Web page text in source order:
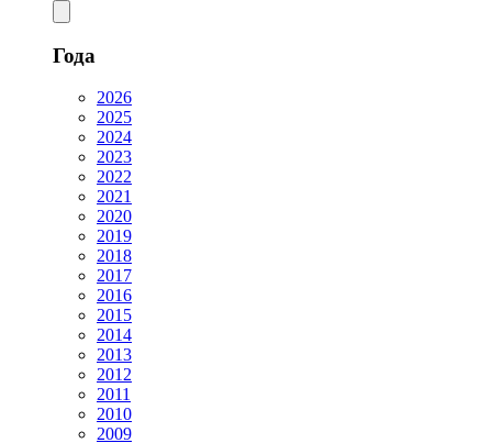
Года
2026
2025
2024
2023
2022
2021
2020
2019
2018
2017
2016
2015
2014
2013
2012
2011
2010
2009